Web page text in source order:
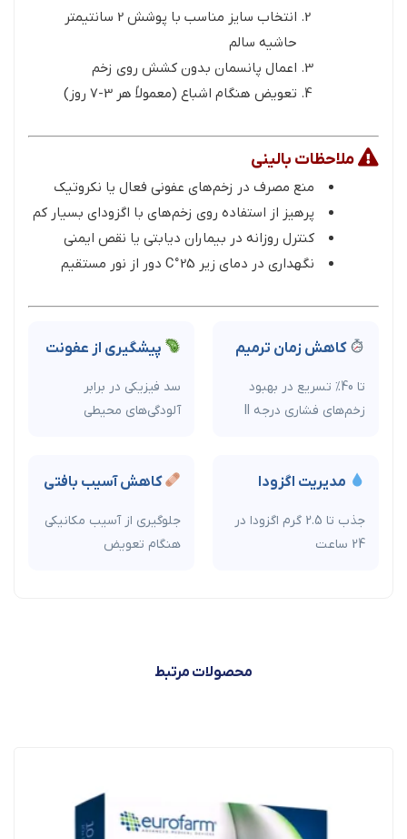
انتخاب سایز مناسب با پوشش 2 سانتیمتر
حاشیه سالم
اعمال پانسمان بدون کشش روی زخم
تعویض هنگام اشباع (معمولاً هر 3-7 روز)
ملاحظات بالینی
منع مصرف در زخم‌های عفونی فعال یا نکروتیک
پرهیز از استفاده روی زخم‌های با اگزودای بسیار کم
کنترل روزانه در بیماران دیابتی یا نقص ایمنی
نگهداری در دمای زیر 25°C دور از نور مستقیم
کاهش زمان ترمیم
تا 40% تسریع در بهبود
زخم‌های فشاری درجه II
پیشگیری از عفونت
سد فیزیکی در برابر
آلودگی‌های محیطی
مدیریت اگزودا
جذب تا 2.5 گرم اگزودا در
کاهش آسیب بافتی
جلوگیری از آسیب مکانیکی
هنگام تعویض
محصولات مرتبط